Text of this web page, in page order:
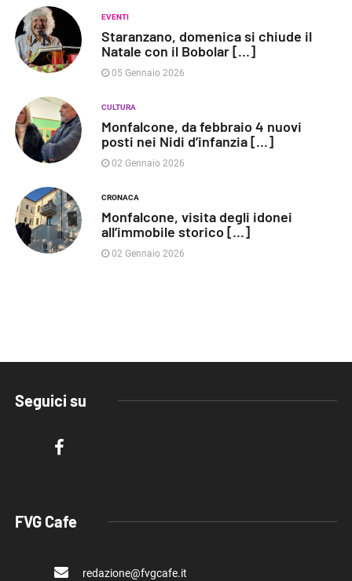
EVENTI
Staranzano, domenica si chiude il
Natale con il Bobolar [...]
05 Gennaio 2026
CULTURA
Monfalcone, da febbraio 4 nuovi
posti nei Nidi d’infanzia [...]
02 Gennaio 2026
CRONACA
Monfalcone, visita degli idonei
all’immobile storico [...]
02 Gennaio 2026
Seguici su
FVG Cafe
redazione@fvgcafe.it